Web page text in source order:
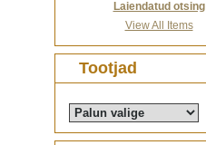
Laiendatud otsing
View All Items
Tootjad